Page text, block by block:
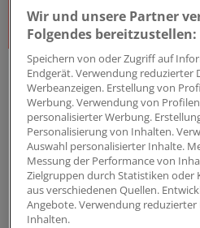
J&J Open House
Der Gesundheitsdialog
Expert:innen aus
Gesundheitswesens
lösungsorientiert – über die
Chancen unseres
das J&J Open House – seit
Kooperation |In Kooperation mit:
Medicine (Janssen-Cilag GmbH)
Wir und unsere Partner
Folgendes bereitzustellen:
Speichern von oder Zugriff auf
Endgerät. Verwendung reduzierter
Werbeanzeigen. Erstellung von
Werbung. Verwendung von
personalisierter Werbung.
Personalisierung von Inhalten.
Auswahl personalisierter Inhalte.
Messung der Performance von
Zielgruppen durch Statistiken
aus verschiedenen Quellen.
Angebote. Verwendung
Inhalten.